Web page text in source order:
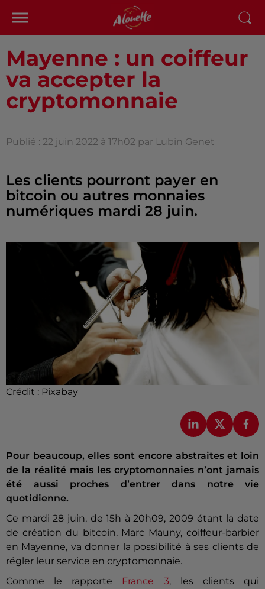
Mayenne : un coiffeur
va accepter la
cryptomonnaie
Publié : 22 juin 2022 à 17h02 par Lubin Genet
Les clients pourront payer en
bitcoin ou autres monnaies
numériques mardi 28 juin.
Crédit : Pixabay
Pour beaucoup, elles sont encore abstraites et loin
de la réalité mais les cryptomonnaies n’ont jamais
été aussi proches d’entrer dans notre vie
quotidienne.
Ce mardi 28 juin, de 15h à 20h09, 2009 étant la date
de création du bitcoin, Marc Mauny, coiffeur-barbier
en Mayenne, va donner la possibilité à ses clients de
régler leur service en cryptomonnaie.
Comme le rapporte France 3, les clients qui